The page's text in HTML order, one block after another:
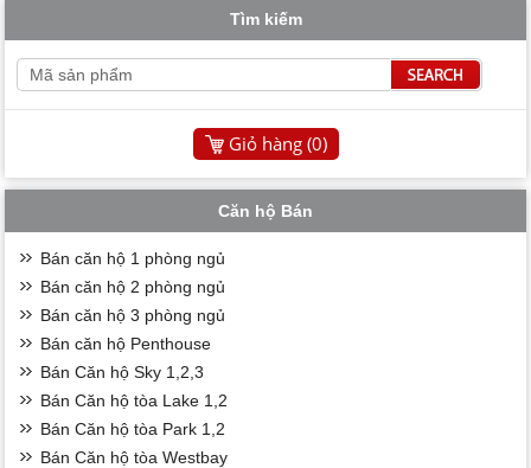
Tìm kiếm
Giỏ hàng (0)
Căn hộ Bán
Bán căn hộ 1 phòng ngủ
Bán căn hộ 2 phòng ngủ
Bán căn hộ 3 phòng ngủ
Bán căn hộ Penthouse
Bán Căn hộ Sky 1,2,3
Bán Căn hộ tòa Lake 1,2
Bán Căn hộ tòa Park 1,2
Bán Căn hộ tòa Westbay